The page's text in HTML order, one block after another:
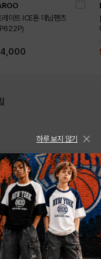
레이트 ICE톤 데님팬츠
4,000
딩)
무)
하루 보지 않기